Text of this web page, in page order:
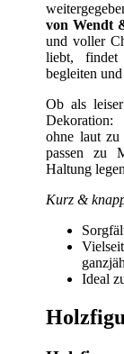
von Wendt
und voller
liebt, findet
begleiten
Ob als
Dekoration:
ohne laut zu
passen zu
Haltung
Kurz &
Ideal